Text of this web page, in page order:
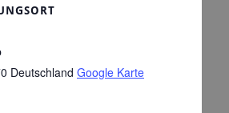
Deutschland Google Karte